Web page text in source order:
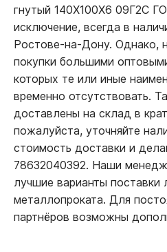
гнутый 140Х100Х6 09Г2С
исключение, всегда в
Ростове-на-Дону. Однако,
покупки большими
которых те или иные
временно отсутствовать.
доставлены на склад в
пожалуйста, уточняйте
стоимость доставки и
78632040392. Наши
лучшие варианты поставки
металлопроката. Для
партнёров возможны